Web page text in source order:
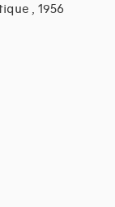
, 1956